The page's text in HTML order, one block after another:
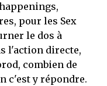
pour les Sex
le dos à
l'action directe,
combien de
c'est y répondre.